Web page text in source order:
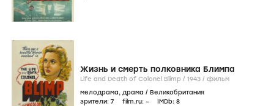
Жизнь и смерть полковника Блимпа
Life and Death of Colonel Blimp / 1943 / фильм
мелодрама, драма / Великобритания
зрители: 7 film.ru: – IMDb: 8